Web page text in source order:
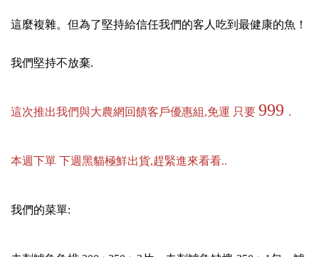
這麼複雜。但為了堅持給信任我們的客人吃到最健康的魚！
我們堅持不放棄.
這次推出我們與大農網回饋客戶優惠組,免運 只要 999 .
本週下單 下週黑貓極鮮出貨,趕緊進來看看..
我們的菜單: